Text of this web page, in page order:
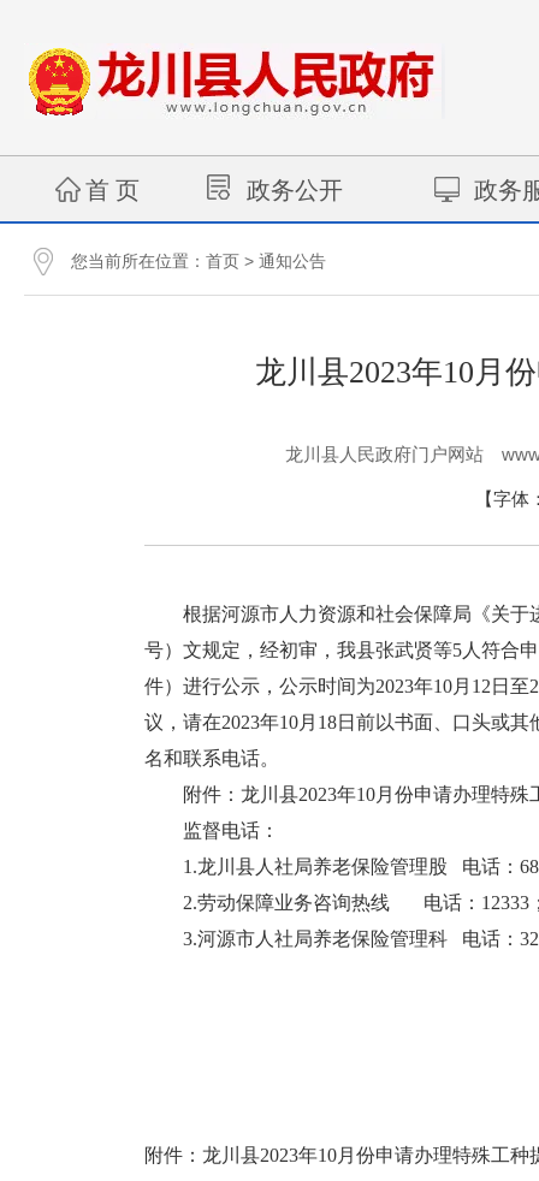
首 页 政务公开 政务
您当前所在位置： 首页 > 通知公告
龙川县2023年10月
龙川县人民政府门户网站
【字体
根据河源市人力资源和社会保障局《关于
号）文规定，经初审，我县张武贤等5人符合
件）进行公示，公示时间为2023年10月12日
议，请在2023年10月18日前以书面、口头或
名和联系电话。
附件：龙川县2023年10月份申请办理特殊
监督电话：
1.龙川县人社局养老保险管理股 电话：
2.劳动保障业务咨询热线 电话：12333
3.河源市人社局养老保险管理科 电话：
附件：龙川县2023年10月份申请办理特殊工种